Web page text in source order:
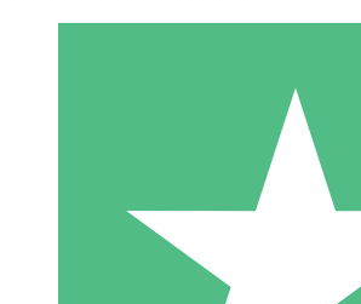
Individuele
Betaal per gebruik met